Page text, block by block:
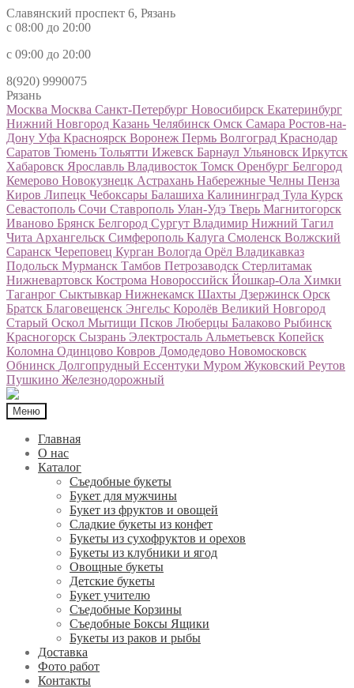
Славянский проспект 6, Рязань
с 08:00 до 20:00
с 09:00 до 20:00
8(920) 9990075
Рязань
Москва Москва Санкт-Петербург Новосибирск Екатеринбург
Нижний Новгород Казань Челябинск Омск Самара Ростов-на-
Дону Уфа Красноярск Воронеж Пермь Волгоград Краснодар
Саратов Тюмень Тольятти Ижевск Барнаул Ульяновск Иркутск
Хабаровск Ярославль Владивосток Томск Оренбург Белгород
Кемерово Новокузнецк Астрахань Набережные Челны Пенза
Киров Липецк Чебоксары Балашиха Калининград Тула Курск
Севастополь Сочи Ставрополь Улан-Удэ Тверь Магнитогорск
Иваново Брянск Белгород Сургут Владимир Нижний Тагил
Чита Архангельск Симферополь Калуга Смоленск Волжский
Саранск Череповец Курган Вологда Орёл Владикавказ
Подольск Мурманск Тамбов Петрозаводск Стерлитамак
Нижневартовск Кострома Новороссийск Йошкар-Ола Химки
Таганрог Сыктывкар Нижнекамск Шахты Дзержинск Орск
Братск Благовещенск Энгельс Королёв Великий Новгород
Старый Оскол Мытищи Псков Люберцы Балаково Рыбинск
Красногорск Сызрань Электросталь Альметьевск Копейск
Коломна Одинцово Ковров Домодедово Новомосковск
Обнинск Долгопрудный Ессентуки Муром Жуковский Реутов
Пушкино Железнодорожный
Меню
Главная
О нас
Каталог
Съедобные букеты
Букет для мужчины
Букет из фруктов и овощей
Сладкие букеты из конфет
Букеты из сухофруктов и орехов
Букеты из клубники и ягод
Овощные букеты
Детские букеты
Букет учителю
Съедобные Корзины
Съедобные Боксы Ящики
Букеты из раков и рыбы
Доставка
Фото работ
Контакты